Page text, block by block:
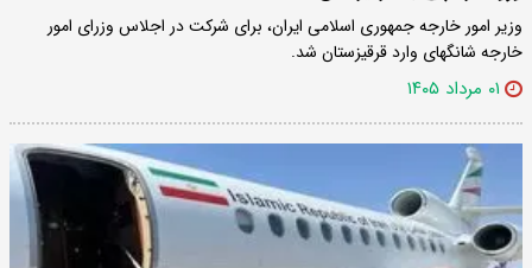
وزیر امور خارجه جمهوری اسلامی ایران، برای شرکت در اجلاس وزرای امور
خارجه شانگهای وارد قرقیزستان شد.
۰۱ مرداد ۱۴۰۵